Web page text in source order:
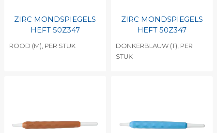
ZIRC MONDSPIEGELS
HEFT 50Z347
ROOD (M), PER STUK
ZIRC MONDSPIEGELS
HEFT 50Z347
DONKERBLAUW (T), PER
STUK